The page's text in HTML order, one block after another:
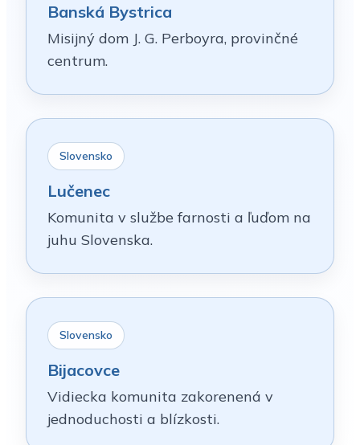
Banská Bystrica
Misijný dom J. G. Perboyra, provinčné
centrum.
Slovensko
Lučenec
Komunita v službe farnosti a ľuďom na
juhu Slovenska.
Slovensko
Bijacovce
Vidiecka komunita zakorenená v
jednoduchosti a blízkosti.